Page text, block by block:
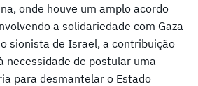
onde houve um amplo acordo
a solidariedade com Gaza
sionista de Israel, a contribuição
necessidade de postular uma
para desmantelar o Estado